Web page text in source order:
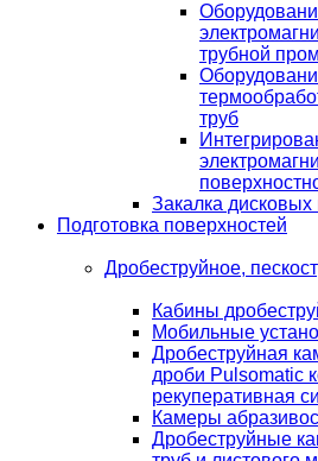
трубной
труб
Закалка дисковых
Подготовка поверхностей
Дробеструйное,
Кабины
Мобильные
Дробеструйная
дроби Pulsomatic
рекуперативная
Камеры
Дробеструйные